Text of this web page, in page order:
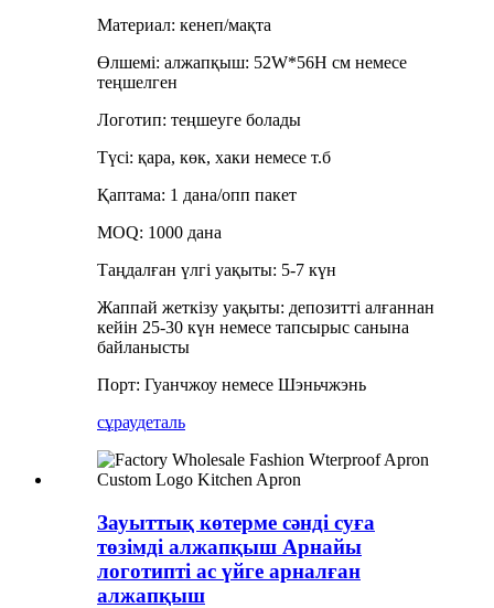
Материал: кенеп/мақта
Өлшемі: алжапқыш: 52W*56H см немесе
теңшелген
Логотип: теңшеуге болады
Түсі: қара, көк, хаки немесе т.б
Қаптама: 1 дана/опп пакет
MOQ: 1000 дана
Таңдалған үлгі уақыты: 5-7 күн
Жаппай жеткізу уақыты: депозитті алғаннан
кейін 25-30 күн немесе тапсырыс санына
байланысты
Порт: Гуанчжоу немесе Шэньчжэнь
сұраудеталь
Зауыттық көтерме сәнді суға
төзімді алжапқыш Арнайы
логотипті ас үйге арналған
алжапқыш